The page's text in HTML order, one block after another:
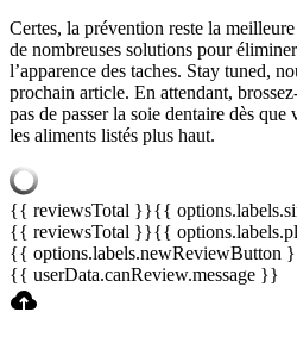
Certes, la prévention reste la
de nombreuses solutions pour
l’apparence des taches. Stay tuned,
prochain article. En attendant,
pas de passer la soie dentaire dès
les aliments listés plus haut.
{{ reviewsTotal }}{{
{{ reviewsTotal }}{{
{{ options.labels.newReviewButton
{{ userData.canReview.message }}